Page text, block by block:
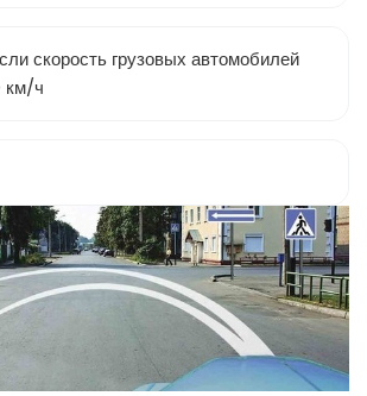
скорость грузовых автомобилей
км/ч